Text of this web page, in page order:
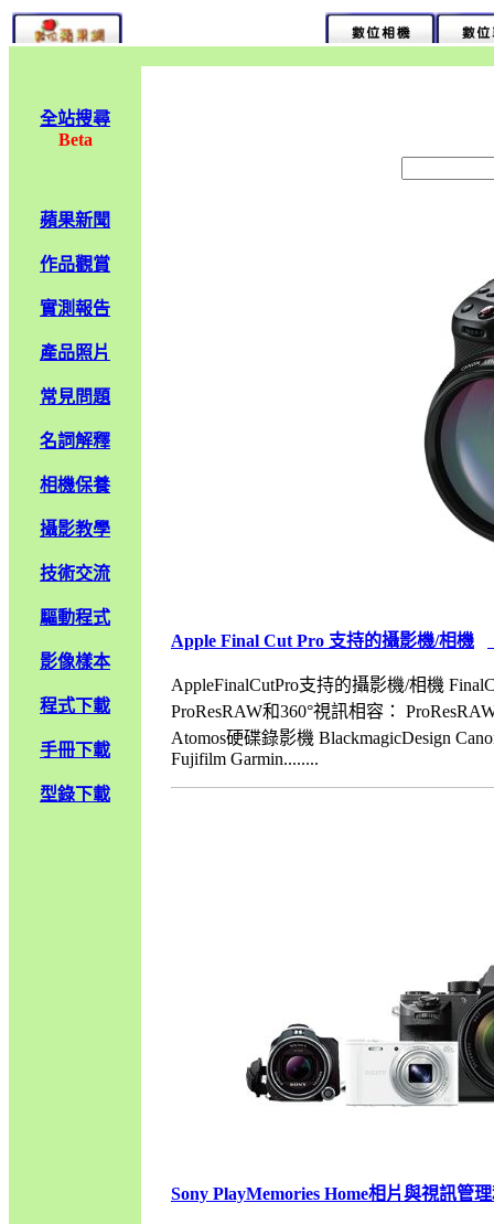
全站搜尋
Beta
蘋果新聞
作品觀賞
實測報告
產品照片
常見問題
名詞解釋
相機保養
攝影教學
技術交流
驅動程式
影像樣本
程式下載
手冊下載
型錄下載
Apple Final Cut Pro 支持的攝影機/相機
AppleFinalCutPro支持的攝影機/相機
ProResRAW和360°視訊相容：
Atomos硬碟錄影機 BlackmagicDesign
Fujifilm Garmin........
Sony PlayMemories Home相片與視訊管